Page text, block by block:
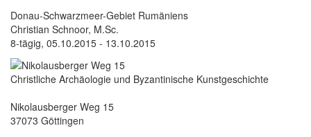
Donau-Schwarzmeer-Gebiet Rumäniens
Christian Schnoor, M.Sc.
8-tägig, 05.10.2015 - 13.10.2015
Christliche Archäologie und Byzantinische Kunstgeschichte
Nikolausberger Weg 15
37073 Göttingen